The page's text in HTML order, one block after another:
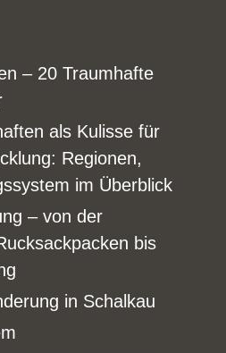
– 20 Traumhafte
als Kulisse für
Regionen,
im Überblick
– von der
bis
in Schalkau